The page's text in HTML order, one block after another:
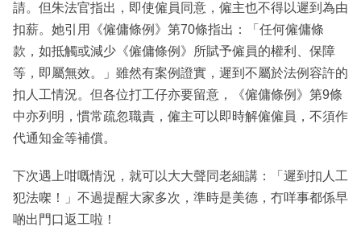
請。但朱法官指出，即使僱員同意，僱主也不得以遲到為由
扣薪。她引用《僱傭條例》第70條指出：「任何僱傭條
款，如抵觸或減少《僱傭條例》所賦予僱員的權利、保障
等，即屬無效。」雖然有案例證實，遲到不屬於法例容許的
扣人工情況。但各位打工仔亦要留意，《僱傭條例》第9條
中亦列明，慣常疏忽職責，僱主可以即時解僱僱員，不須作
代通知金等補償。
下次遇上咁嘅情況，就可以大大聲同老細講：「遲到扣人工
犯法㗎！」不過提醒大家多次，準時是美德，冇咩事都係早
啲出門口返工啦！